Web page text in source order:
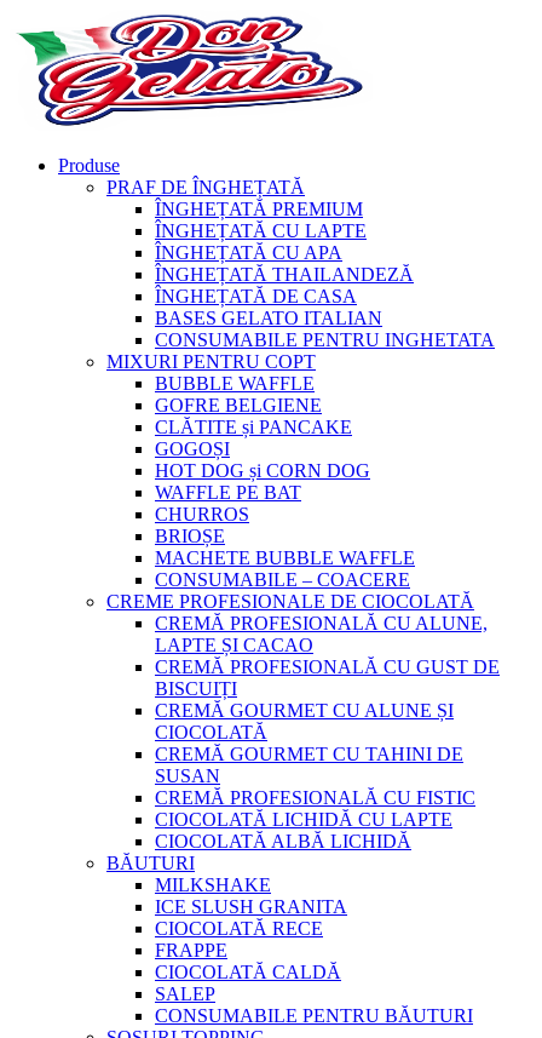
Produse
PRAF DE ÎNGHEȚATĂ
ÎNGHEȚATĂ PREMIUM
ÎNGHEȚATĂ CU LAPTE
ÎNGHEȚATĂ CU APA
ÎNGHEȚATĂ THAILANDEZĂ
ÎNGHEȚATĂ DE CASA
BASES GELATO ITALIAN
CONSUMABILE PENTRU INGHETATA
MIXURI PENTRU COPT
BUBBLE WAFFLE
GOFRE BELGIENE
CLĂTITE și PANCAKE
GOGOȘI
HOT DOG și CORN DOG
WAFFLE PE BAT
CHURROS
BRIOȘE
MACHETE BUBBLE WAFFLE
CONSUMABILE – COACERE
CREME PROFESIONALE DE CIOCOLATĂ
CREMĂ PROFESIONALĂ CU ALUNE,
LAPTE ȘI CACAO
CREMĂ PROFESIONALĂ CU GUST DE
BISCUIȚI
CREMĂ GOURMET CU ALUNE ȘI
CIOCOLATĂ
CREMĂ GOURMET CU TAHINI DE
SUSAN
CREMĂ PROFESIONALĂ CU FISTIC
CIOCOLATĂ LICHIDĂ CU LAPTE
CIOCOLATĂ ALBĂ LICHIDĂ
BĂUTURI
MILKSHAKE
ICE SLUSH GRANITA
CIOCOLATĂ RECE
FRAPPE
CIOCOLATĂ CALDĂ
SALEP
CONSUMABILE PENTRU BĂUTURI